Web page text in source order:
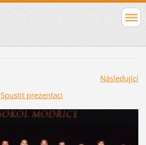
Následující
Spustit prezentaci